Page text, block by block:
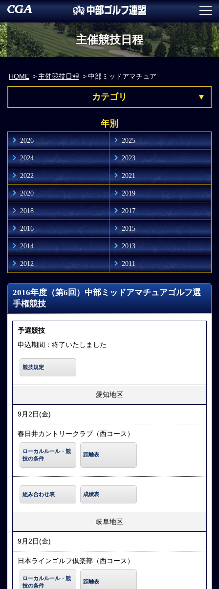
主催競技日程
HOME 主催競技日程 中部ミッドアマチュア
カテゴリ
年別
2026 2025
2024 2023
2022 2021
2020 2019
2018 2017
2016 2015
2014 2013
2012 2011
2016年度（第6回）中部ミッドアマチュアゴルフ選
手権競技
予選競技
申込期間：終了いたしました
競技規定
愛知地区
9月2日(金)
春日井カントリークラブ（西コース）
ローカルルール・競
技の条件
距離表
組み合わせ表 成績表
岐阜地区
9月2日(金)
日本ラインゴルフ倶楽部（西コース）
ローカルルール・競
技の条件
距離表